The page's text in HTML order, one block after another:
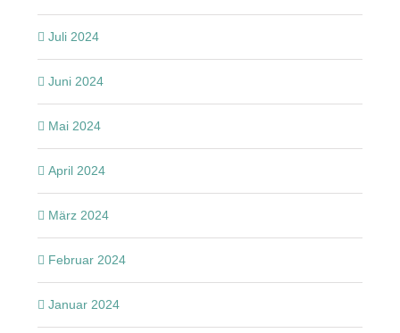
Juli 2024
Juni 2024
Mai 2024
April 2024
März 2024
Februar 2024
Januar 2024